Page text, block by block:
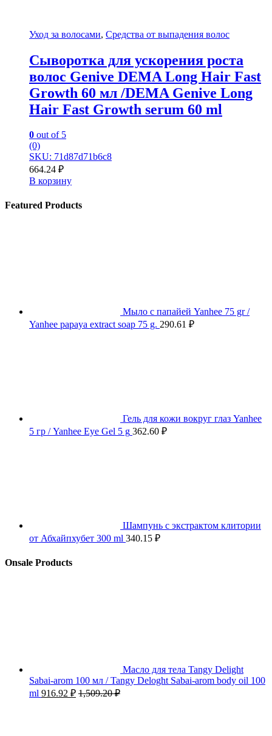
Уход за волосами, Средства от выпадения волос
Сыворотка для ускорения роста
волос Genive DEMA Long Hair Fast
Growth 60 мл /DEMA Genive Long
Hair Fast Growth serum 60 ml
0 out of 5
(0)
SKU: 71d87d71b6c8
664.24 ₽
В корзину
Featured Products
Мыло с папайей Yanhee 75 gr /
Yanhee papaya extract soap 75 g. 290.61 ₽
Гель для кожи вокруг глаз Yanhee
5 гр / Yanhee Eye Gel 5 g 362.60 ₽
Шампунь с экстрактом клитории
от Абхайпхубет 300 ml 340.15 ₽
Onsale Products
Масло для тела Tangy Delight
Sabai-arom 100 мл / Tangy Deloght Sabai-arom body oil 100
ml 916.92 ₽ 1,509.20₽